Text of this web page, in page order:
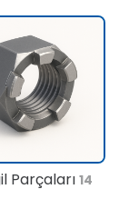
Parçaları 14